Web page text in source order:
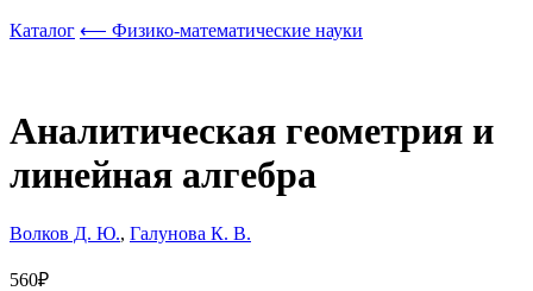
Каталог ⟵ Физико-математические науки
Аналитическая геометрия и
линейная алгебра
Волков Д. Ю., Галунова К. В.
560₽